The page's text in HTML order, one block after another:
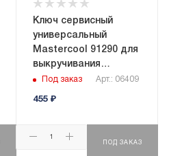
Ключ сервисный
универсальный
Mastercool 91290 для
выкручивания
золотников
Под заказ Арт.: 06409
455₽
ПОД ЗАКАЗ